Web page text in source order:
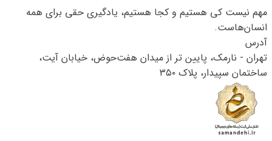
مهم نیست کی هستیم و کجا هستیم، یادگیری حقی برای همه
انسان‌هاست.
آدرس
تهران - نارمک، پایین تر از میدان هفت‌حوض، خیابان آیت،
ساختمان سپیدار، پلاک ۳۵۰